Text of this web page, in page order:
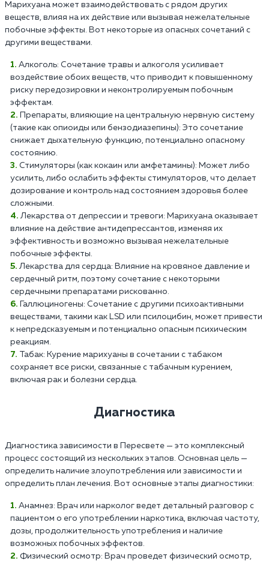
Марихуана может взаимодействовать с рядом других
веществ, влияя на их действие или вызывая нежелательные
побочные эффекты. Вот некоторые из опасных сочетаний с
другими веществами.
Алкоголь: Сочетание травы и алкоголя усиливает
воздействие обоих веществ, что приводит к повышенному
риску передозировки и неконтролируемым побочным
эффектам.
Препараты, влияющие на центральную нервную систему
(такие как опиоиды или бензодиазепины): Это сочетание
снижает дыхательную функцию, потенциально опасному
состоянию.
Стимуляторы (как кокаин или амфетамины): Может либо
усилить, либо ослабить эффекты стимуляторов, что делает
дозирование и контроль над состоянием здоровья более
сложными.
Лекарства от депрессии и тревоги: Марихуана оказывает
влияние на действие антидепрессантов, изменяя их
эффективность и возможно вызывая нежелательные
побочные эффекты.
Лекарства для сердца: Влияние на кровяное давление и
сердечный ритм, поэтому сочетание с некоторыми
сердечными препаратами рискованно.
Галлюциногены: Сочетание с другими психоактивными
веществами, такими как LSD или псилоцибин, может привести
к непредсказуемым и потенциально опасным психическим
реакциям.
Табак: Курение марихуаны в сочетании с табаком
сохраняет все риски, связанные с табачным курением,
включая рак и болезни сердца.
Диагностика
Диагностика зависимости в Пересвете — это комплексный
процесс состоящий из нескольких этапов. Основная цель —
определить наличие злоупотребления или зависимости и
определить план лечения. Вот основные этапы диагностики:
Анамнез: Врач или нарколог ведет детальный разговор с
пациентом о его употреблении наркотика, включая частоту,
дозы, продолжительность употребления и наличие
возможных побочных эффектов.
Физический осмотр: Врач проведет физический осмотр,